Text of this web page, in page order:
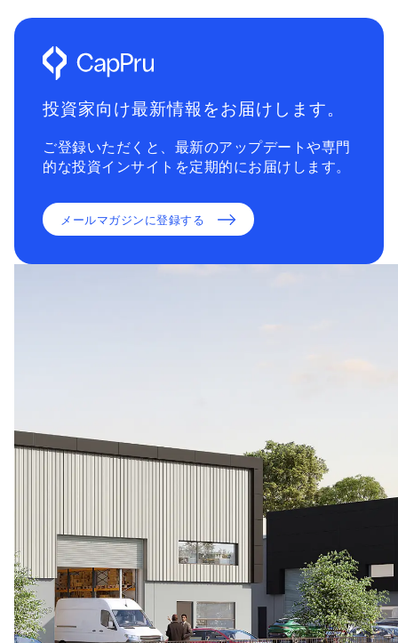
投資家向け最新情報をお届けします。
ご登録いただくと、最新のアップデートや専門
的な投資インサイトを定期的にお届けします。
メールマガジンに登録する
お問い合わせ